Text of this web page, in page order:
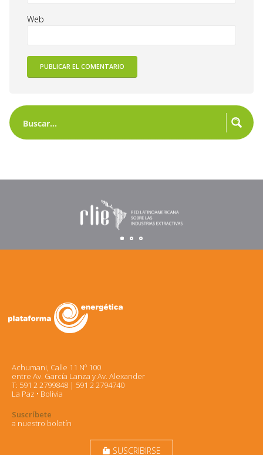
Web
Achumani, Calle 11 Nº 100
entre Av. García Lanza y Av. Alexander
T: 591 2 2799848 | 591 2 2794740
La Paz • Bolivia
Suscríbete
a nuestro boletín
markunread_mailbox SUSCRIBIRSE